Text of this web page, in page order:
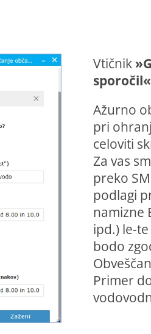
Vtičnik
sporočil«
Ažurno
pri
celoviti
Za vas
preko
podlagi
namizne
ipd.) le-
bodo
Primer